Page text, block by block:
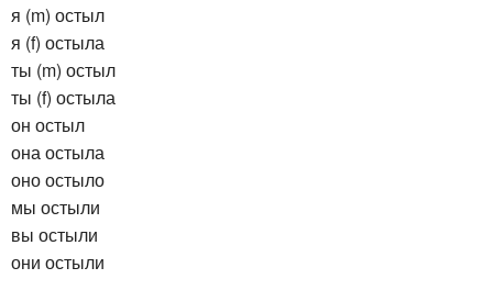
я (m) остыл
я (f) остыла
ты (m) остыл
ты (f) остыла
он остыл
она остыла
оно остыло
мы остыли
вы остыли
они остыли